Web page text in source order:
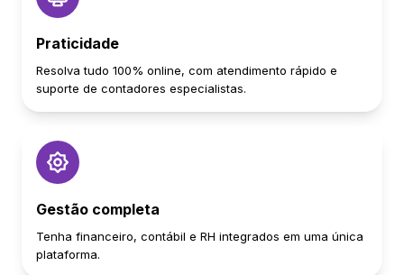
Praticidade
Resolva tudo 100% online, com atendimento rápido e
suporte de contadores especialistas.
Gestão completa
Tenha financeiro, contábil e RH integrados em uma única
plataforma.